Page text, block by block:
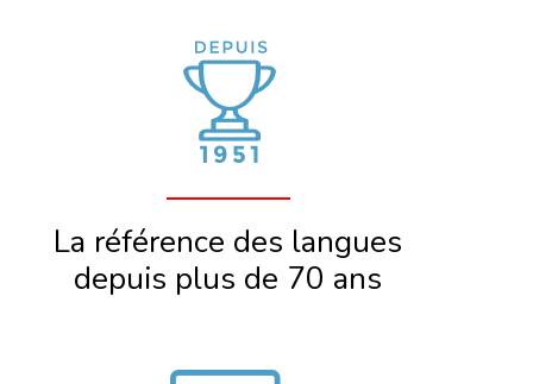
La référence des langues
depuis plus de 70 ans